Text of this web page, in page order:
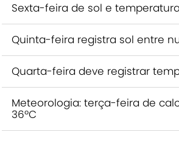
Sexta-feira de sol e
Quinta-feira registra sol entre
Quarta-feira deve registrar
Meteorologia: terça-feira de
36ºC